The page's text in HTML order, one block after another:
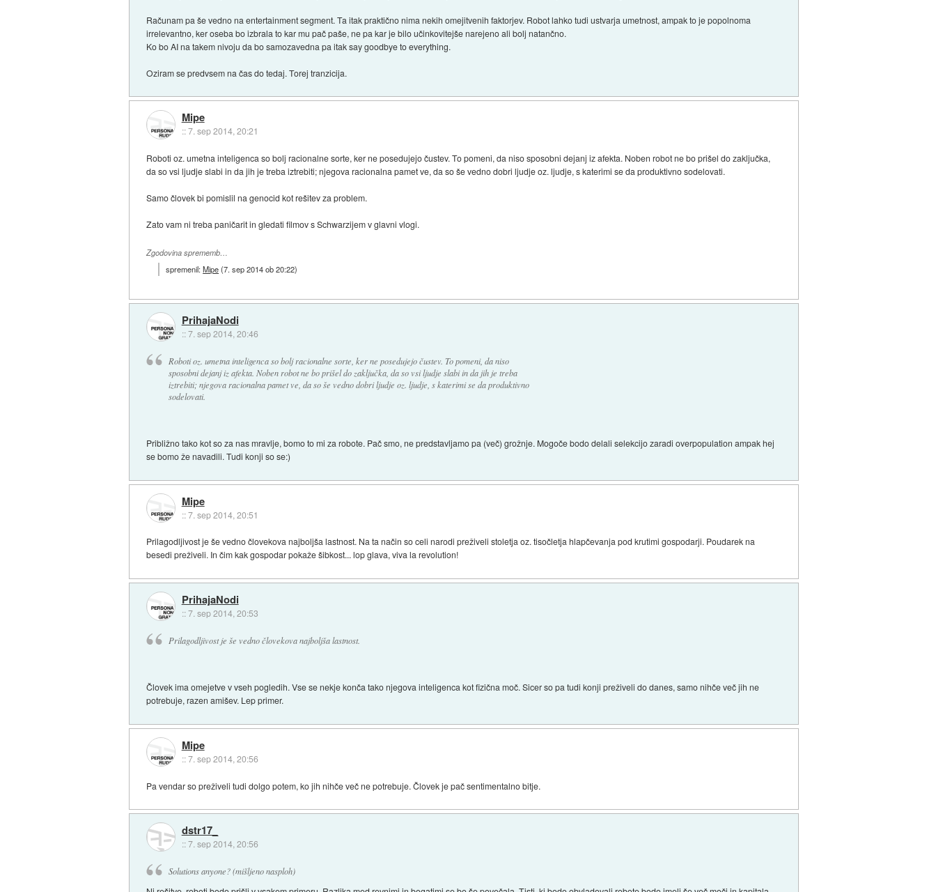
Računam pa še vedno na entertainment segment. Ta itak praktično nima nekih omejitvenih faktorjev. Robot lahko tudi ustvarja umetnost, ampak to je popolnoma
irrelevantno, ker oseba bo izbrala to kar mu pač paše, ne pa kar je bilo učinkovitejše narejeno ali bolj natančno.
Ko bo AI na takem nivoju da bo samozavedna pa itak say goodbye to everything.
Oziram se predvsem na čas do tedaj. Torej tranzicija.
Mipe
::7. sep 2014, 20:21
Roboti oz. umetna inteligenca so bolj racionalne sorte, ker ne posedujejo čustev. To pomeni, da niso sposobni dejanj iz afekta. Noben robot ne bo prišel do zaključka,
da so vsi ljudje slabi in da jih je treba iztrebiti; njegova racionalna pamet ve, da so še vedno dobri ljudje oz. ljudje, s katerimi se da produktivno sodelovati.
Samo človek bi pomislil na genocid kot rešitev za problem.
Zato vam ni treba paničarit in gledati filmov s Schwarzijem v glavni vlogi.
Zgodovina sprememb…
spremenil:Mipe(7. sep 2014 ob 20:22)
PrihajaNodi
::7. sep 2014, 20:46
Roboti oz. umetna inteligenca so bolj racionalne sorte, ker ne posedujejo čustev. To pomeni, da niso
sposobni dejanj iz afekta. Noben robot ne bo prišel do zaključka, da so vsi ljudje slabi in da jih je treba
iztrebiti; njegova racionalna pamet ve, da so še vedno dobri ljudje oz. ljudje, s katerimi se da produktivno
sodelovati.
Približno tako kot so za nas mravlje, bomo to mi za robote. Pač smo, ne predstavljamo pa (več) grožnje. Mogoče bodo delali selekcijo zaradi overpopulation ampak hej
se bomo že navadili. Tudi konji so se:)
Mipe
::7. sep 2014, 20:51
Prilagodljivost je še vedno človekova najboljša lastnost. Na ta način so celi narodi preživeli stoletja oz. tisočletja hlapčevanja pod krutimi gospodarji. Poudarek na
besedi preživeli. In čim kak gospodar pokaže šibkost... lop glava, viva la revolution!
PrihajaNodi
::7. sep 2014, 20:53
Prilagodljivost je še vedno človekova najboljša lastnost.
Človek ima omejetve v vseh pogledih. Vse se nekje konča tako njegova inteligenca kot fizična moč. Sicer so pa tudi konji preživeli do danes, samo nihče več jih ne
potrebuje, razen amišev. Lep primer.
Mipe
::7. sep 2014, 20:56
Pa vendar so preživeli tudi dolgo potem, ko jih nihče več ne potrebuje. Človek je pač sentimentalno bitje.
dstr17_
::7. sep 2014, 20:56
Solutions anyone? (mišljeno nasploh)